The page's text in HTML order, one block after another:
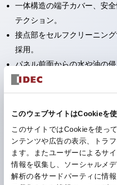
このウェブサイトはCookieを
このサイトではCookieを使っ
ンテンツや広告の表示、トラ
ます。またユーザーによるサ
情報を収集し、ソーシャルメ
解析の各サードパーティに情
一体構造の端子カバー、安
テクション。
接点部をセルフクリーニン
採用。
パネル前面からの水や油の
護構造：IP65。（ただし2点
IP40）
2つの独立した動作の押ボタ
チも完備。
ワールドワイドなニーズに
1つで6色の役をこなすLED
ごとに分かれていたLED球